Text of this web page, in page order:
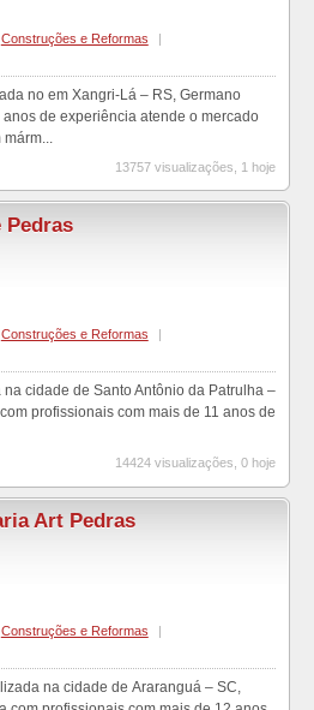
Construções e Reformas
|
no em Xangri-Lá – RS, Germano
de experiência atende o mercado
13757 visualizações, 1 hoje
Pedras
Construções e Reformas
cidade de Santo Antônio da Patrulha –
profissionais com mais de 11 anos de
14424 visualizações, 0 hoje
Art Pedras
Construções e Reformas
|
na cidade de Araranguá – SC,